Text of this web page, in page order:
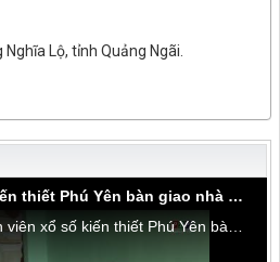
Lộ, tỉnh Quảng Ngãi.
Công ty TNHH Xổ số kiến thiết Phú Yên bàn giao nhà tình thương tại thôn Hòa Đa, xã An Mỹ
Công ty TNHH Một thành viên xổ số kiến thiết Phú Yên bàn giao nhà tình thương tại thôn Hòa Đa, xã An Mỹ, huyện Tuy An